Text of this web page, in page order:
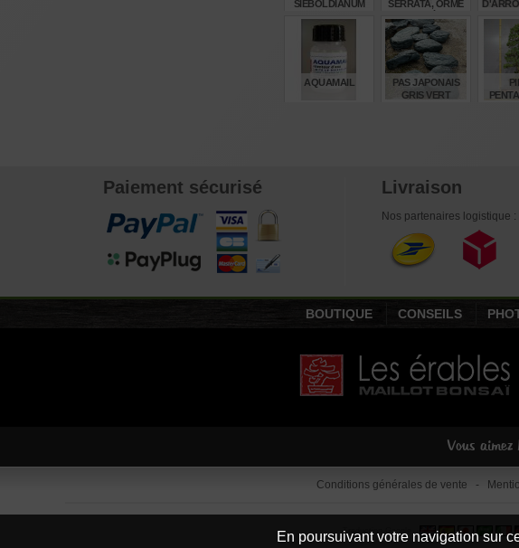
SIEBOLDIANUM
8,00
SERRATA, ORME
4,00€
AQUAMAIL
PAS JAPONAIS
GRIS VERT
Paiement sécurisé Livraison
Nos partenaires logistique :
BOUTIQUE CONSEILS
Vous
Conditions générales de vente -
Traduction Google
En poursuivant votre navigation sur